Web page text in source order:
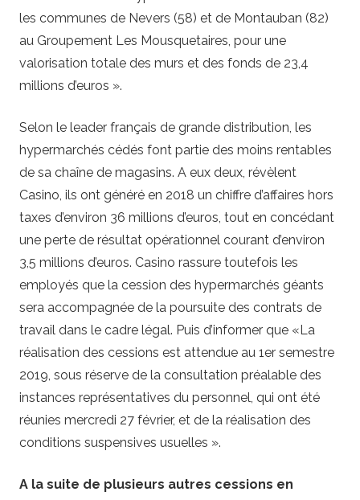
les communes de Nevers (58) et de Montauban (82)
au Groupement Les Mousquetaires, pour une
valorisation totale des murs et des fonds de 23,4
millions d’euros ».
Selon le leader français de grande distribution, les
hypermarchés cédés font partie des moins rentables
de sa chaîne de magasins. A eux deux, révèlent
Casino, ils ont généré en 2018 un chiffre d’affaires hors
taxes d’environ 36 millions d’euros, tout en concédant
une perte de résultat opérationnel courant d’environ
3,5 millions d’euros. Casino rassure toutefois les
employés que la cession des hypermarchés géants
sera accompagnée de la poursuite des contrats de
travail dans le cadre légal. Puis d’informer que «La
réalisation des cessions est attendue au 1er semestre
2019, sous réserve de la consultation préalable des
instances représentatives du personnel, qui ont été
réunies mercredi 27 février, et de la réalisation des
conditions suspensives usuelles ».
A la suite de plusieurs autres cessions en